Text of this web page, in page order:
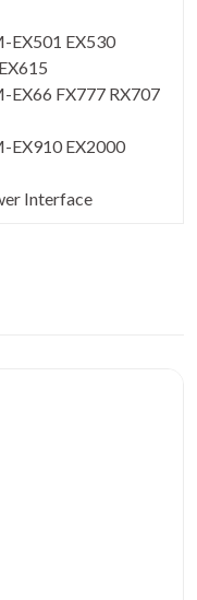
EX501 EX530
EX66 FX777 RX707
EX910 EX2000
Interface